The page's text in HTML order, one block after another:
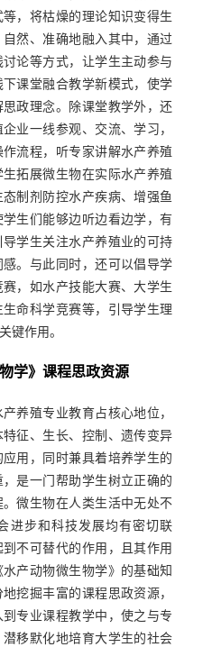
，将枯燥的理论知识变得生
然、准确地融入其中，通过
论等方式，让学生主动参与
课堂融合教学新模式，使学
政理念。除课堂教学外，还
业一线参观、交流、学习，
流程，听专家讲解水产养殖
拓展微生物在实际水产养殖
制剂防控水产疾病、增强鱼
生们能够边听边看边学，有
学生关注水产养殖业的可持
。与此同时，还可以倡导学
，如水产技能大赛、大学生
命科学竞赛等，引导学生理
键作用。
学》课程思政资源
养殖专业教育占核心地位，
征、生长、控制、遗传变异
用，同时兼具着培养学生的
是一门帮助学生树立正确的
微生物在人类生活中无处不
进步和科技发展均有密切联
不可替代的作用，且其作用
产动物微生物学》的基础知
挖掘丰富的课程思政资源，
专业课程教学中，使之与专
移默化地培育大学生的社会